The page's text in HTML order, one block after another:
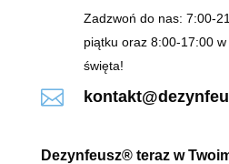
Zadzwoń do nas: 7:00-
piątku oraz 8:00-17:00
święta!

Dezynfeusz® teraz w